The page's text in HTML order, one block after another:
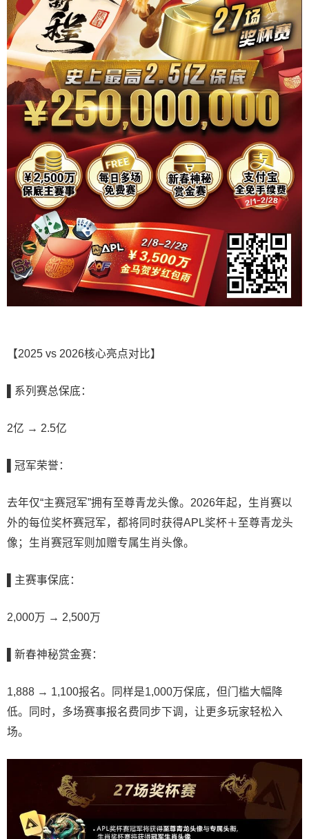
【2025 vs 2026核心亮点对比】
▌系列赛总保底：
2亿 → 2.5亿
▌冠军荣誉：
去年仅“主赛冠军”拥有至尊青龙头像。2026年起，生肖赛以
外的每位奖杯赛冠军，都将同时获得APL奖杯＋至尊青龙头
像；生肖赛冠军则加赠专属生肖头像。
▌主赛事保底：
2,000万 → 2,500万
▌新春神秘赏金赛：
1,888 → 1,100报名。同样是1,000万保底，但门槛大幅降
低。同时，多场赛事报名费同步下调，让更多玩家轻松入
场。